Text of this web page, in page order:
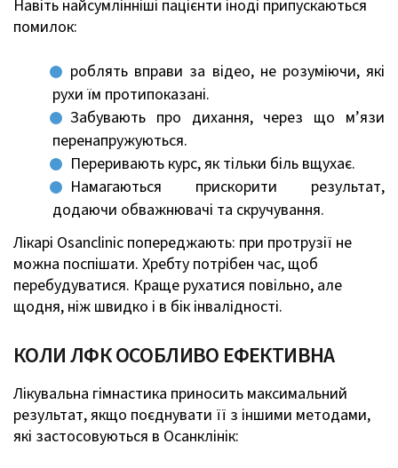
Навіть найсумлінніші пацієнти іноді припускаються
помилок:
роблять вправи за відео, не розуміючи, які
рухи їм протипоказані.
Забувають про дихання, через що м’язи
перенапружуються.
Переривають курс, як тільки біль вщухає.
Намагаються прискорити результат,
додаючи обважнювачі та скручування.
Лікарі Osanclinic попереджають: при протрузії не
можна поспішати. Хребту потрібен час, щоб
перебудуватися. Краще рухатися повільно, але
щодня, ніж швидко і в бік інвалідності.
КОЛИ ЛФК ОСОБЛИВО ЕФЕКТИВНА
Лікувальна гімнастика приносить максимальний
результат, якщо поєднувати її з іншими методами,
які застосовуються в Осанклінік: